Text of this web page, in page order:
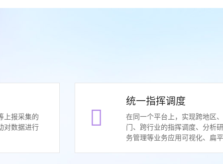
上报采集的
对数据进行
统一指挥调度
在同一个平台上，实现跨地区
门、跨行业的指挥调度、分析
务管理等业务应用可视化、扁